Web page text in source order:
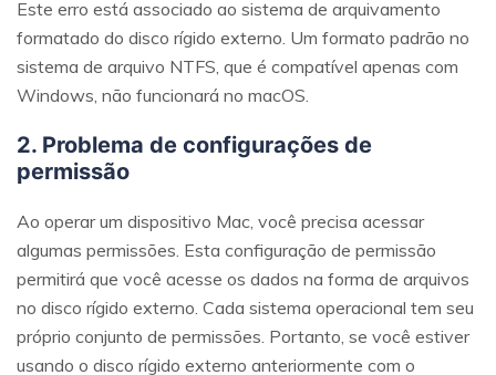
Este erro está associado ao sistema de arquivamento
formatado do disco rígido externo. Um formato padrão no
sistema de arquivo NTFS, que é compatível apenas com
Windows, não funcionará no macOS.
2. Problema de configurações de
permissão
Ao operar um dispositivo Mac, você precisa acessar
algumas permissões. Esta configuração de permissão
permitirá que você acesse os dados na forma de arquivos
no disco rígido externo. Cada sistema operacional tem seu
próprio conjunto de permissões. Portanto, se você estiver
usando o disco rígido externo anteriormente com o